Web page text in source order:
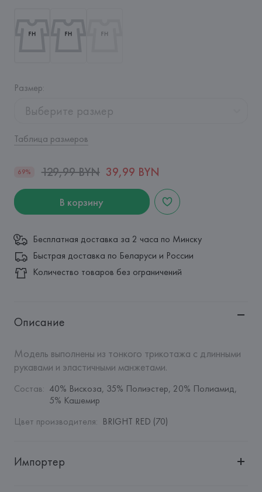
Размер:
Выберите размер
Таблица размеров
69% 129,99 BYN 39,99 BYN
В корзину
Бесплатная доставка за 2 часа по Минску
Быстрая доставка по Беларуси и России
Количество товаров без ограничений
Описание
Модель выполнены из тонкого трикотажа с длинными
рукавами и эластичными манжетами.
Состав: 40% Вискоза, 35% Полиэстер, 20% Полиамид,
5% Кашемир
Цвет производителя: BRIGHT RED (70)
Импортер